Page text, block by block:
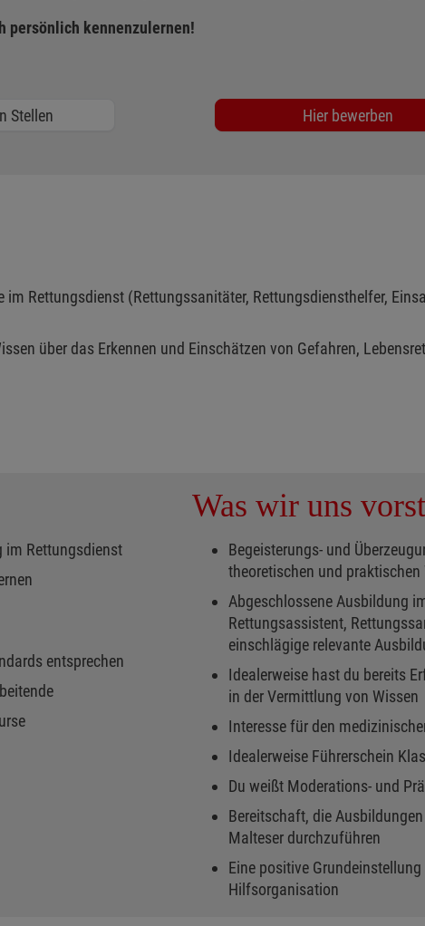
persönlich kennenzulernen!
Stellen Hier bewerben
im Rettungsdienst (Rettungssanitäter, Rettungsdiensthelfer,
über das Erkennen und Einschätzen von Gefahren,
im Rettungsdienst
entsprechen
Was wir uns
Begeisterungs- und
theoretischen und
Abgeschlossene Ausbildung
Rettungsassistent,
einschlägige relevante
Idealerweise hast du bereits
in der Vermittlung von Wissen
Interesse für den
Idealerweise Führerschein
Du weißt Moderations- und
Bereitschaft, die
Malteser durchzuführen
Eine positive
Hilfsorganisation